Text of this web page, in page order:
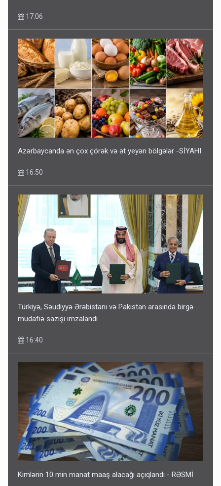
17:06
Azərbaycanda ən çox çörək və ət yeyən bölgələr -SİYAHI
16:50
Türkiyə, Səudiyyə Ərəbistanı və Pakistan arasında birgə
müdafiə sazişi imzalandı
16:40
Kimlərin 10 min manat maaş alacağı açıqlandı - RƏSMİ